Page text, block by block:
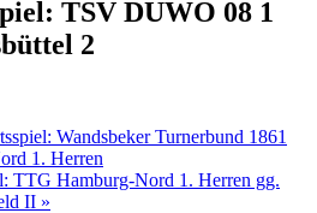
TSV DUWO 08 1
2
Wandsbeker Turnerbund 1861
1. Herren
TTG Hamburg-Nord 1. Herren gg.
II »